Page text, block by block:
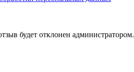
будет отклонен администратором.